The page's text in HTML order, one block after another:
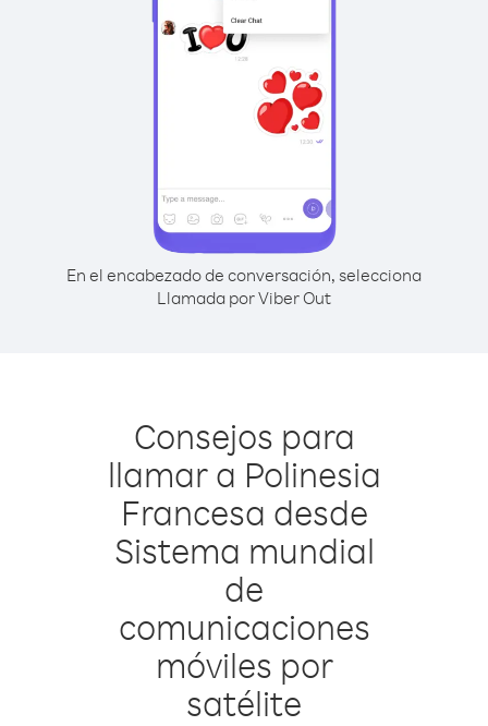
En el encabezado de conversación, selecciona
Llamada por Viber Out
Consejos para
llamar a Polinesia
Francesa desde
Sistema mundial
de
comunicaciones
móviles por
satélite